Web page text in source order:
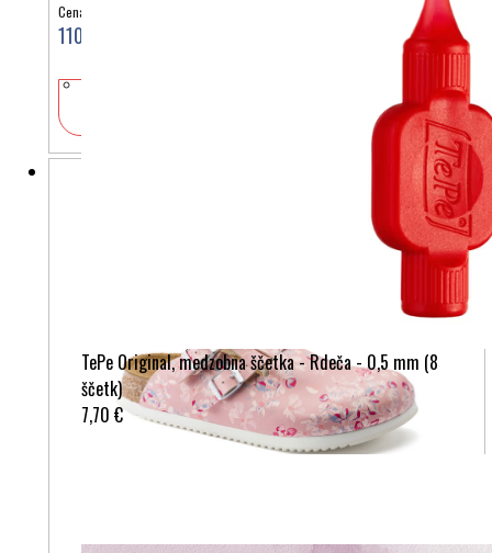
TePe Original, medzobna ščetka - Rdeča - 0,5 mm (8
ščetk)
7,70 €
Cena:
110,00 €